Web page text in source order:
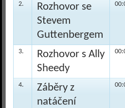
2.
Rozhovor se
Stevem
Guttenbergem
3.
Rozhovor s Ally
Sheedy
4.
Záběry z
natáčení